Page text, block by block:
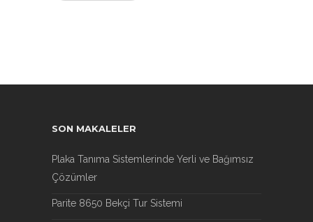
SON MAKALELER
Plaka Tanıma Sistemlerinde Yerli ve Bağımsız
Çözümler
Parite 8650 Bekçi Tur Sistemi